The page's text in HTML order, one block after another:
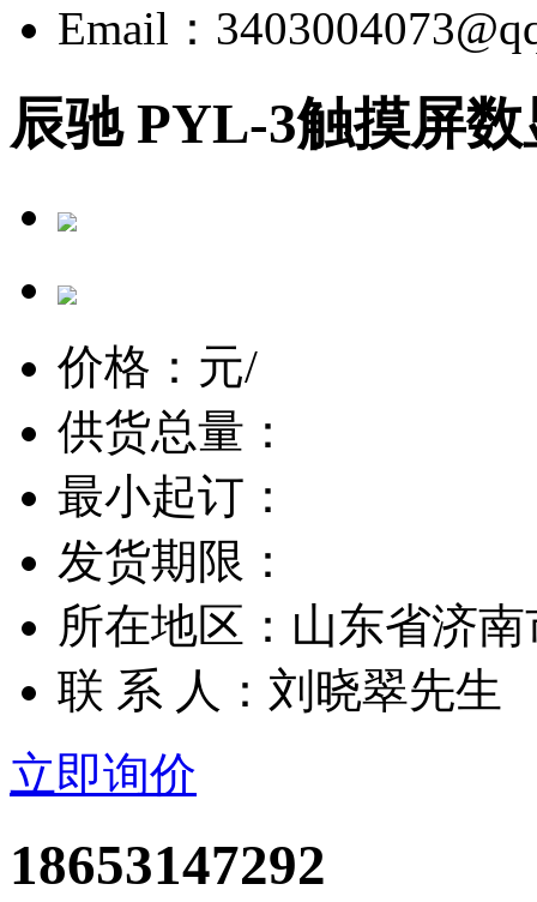
Email：
辰驰 PYL-3触摸屏
价格： 元/
供货总量：
最小起订：
发货期限：
所在地区：山东省济南
联 系 人：刘晓翠先生
立即询价
18653147292